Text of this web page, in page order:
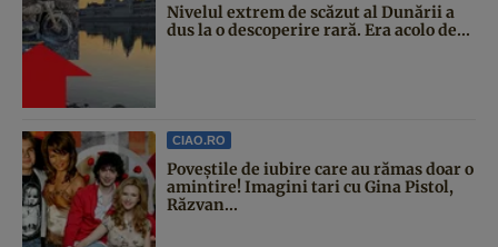
Nivelul extrem de scăzut al Dunării a
dus la o descoperire rară. Era acolo de...
CIAO.RO
Poveştile de iubire care au rămas doar o
amintire! Imagini tari cu Gina Pistol,
Răzvan...